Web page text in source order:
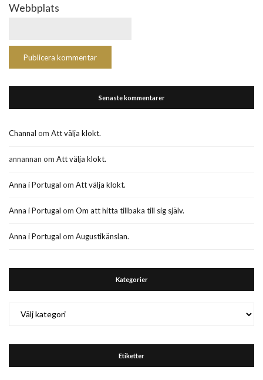
Webbplats
Senaste kommentarer
Channal om Att välja klokt.
annannan om Att välja klokt.
Anna i Portugal om Att välja klokt.
Anna i Portugal om Om att hitta tillbaka till sig själv.
Anna i Portugal om Augustikänslan.
Kategorier
Etiketter